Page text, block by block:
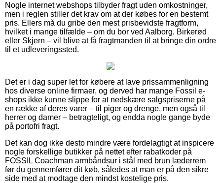
Nogle internet webshops tilbyder fragt uden omkostninger,
men i reglen stiller det krav om at der købes for en bestemt
pris. Ellers må du gribe den mest prisbevidste fragtform,
hvilket i mange tilfælde – om du bor ved Aalborg, Birkerød
eller Skjern – vil blive at få fragtmanden til at bringe din ordre
til et udleveringssted.
Det er i dag super let for købere at lave prissammenligning
hos diverse online firmaer, og derved har mange Fossil e-
shops ikke kunne slippe for at nedskære salgspriserne på
en række af deres varer – til piger og drenge, men også til
herrer og damer – betragteligt, og endda nogle gange byde
på portofri fragt.
Det kan dog ikke desto mindre være fordelagtigt at inspicere
nogle forskellige butikker på nettet efter rabatkoder på
FOSSIL Coachman armbåndsur i stål med brun læderrem
før du gennemfører dit køb, således at man er på den sikre
side med at modtage den mindst kostelige pris.